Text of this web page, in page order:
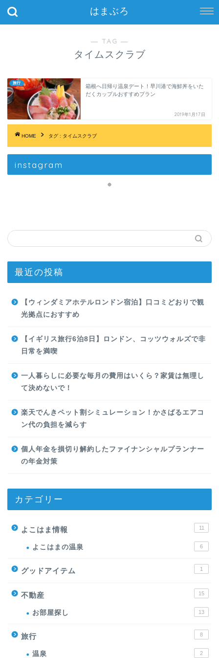
はまぶろ
― TAG ―
タイムスクラブ
旅行
箱根へ日帰り温泉デート！早川港で海鮮丼をいた
だくカップルおすすめプラン
2019年1月17日
HOME タグ : タイムスクラブ
instagram
最近の投稿
【ウィンダミアホテルロンドン宿泊】口コミどおりで観
光拠点におすすめ
【イギリス旅行6泊8日】ロンドン、コッツウォルズで非
日常を満喫
一人暮らしに必要な毎月の費用はいくら？家賃は無理し
て決めないで！
楽天でんきペット割シミュレーション！かさばるエアコ
ン代の負担を減らす
個人年金を損切り解約したファイナンシャルプランナー
の年金対策
カテゴリー
よこはま情報 11
よこはまの温泉 6
グッドアイテム 1
不動産 15
お部屋探し 13
旅行 8
温泉 2